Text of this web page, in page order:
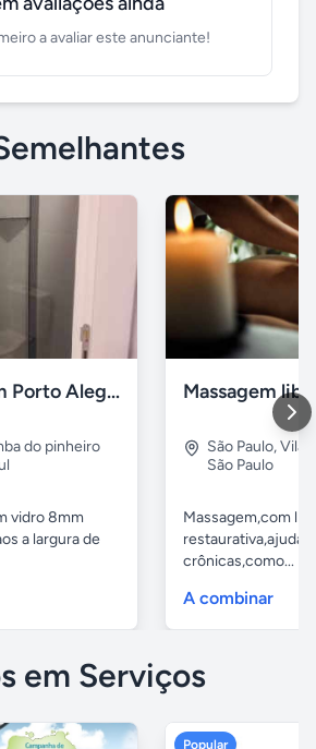
a avaliar este anunciante!
Box de vidro em Porto Alegre
do pinheiro
vidro 8mm
a largura de
São Paulo,Vila
São Paulo
Massagem,com
restaurativa,ajuda
crônicas,como...
A combinar
em Serviços
Popular